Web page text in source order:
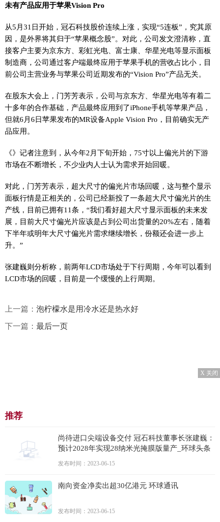
未有产品应用于苹果Vision Pro
从5月31日开始，冠石科技股价连续上涨，实现“5连板”，究其原
因，是外界将其归于“苹果概念股”。对此，公司发文澄清称，直
接客户主要为京东方、彩虹光电、富士康、华星光电等显示面板
制造商，公司通过客户端最终应用于苹果手机的营收占比小，目
前公司主营业务与苹果公司近期发布的“Vision Pro”产品无关。
在股东大会上，门芳芳表示，公司与京东方、华星光电等有着二
十多年的合作基础，产品最终应用到了iPhone手机等苹果产品，
但就6月6日苹果发布的MR设备Apple Vision Pro，目前确实无产
品应用。
《》记者注意到，从今年2月下旬开始，75寸以上偏光片的下游
市场在不断增长，不少业内人士认为需求开始回暖。
对此，门芳芳表示，超大尺寸的偏光片市场回暖，这与整个显示
面板行情是正相关的，公司已经新投了一条超大尺寸偏光片的生
产线，目前已拥有11条，“我们看好超大尺寸显示面板的未来发
展，目前大尺寸偏光片应该是占到公司出货量的20%左右，随着
下半年或明年大尺寸偏光片需求继续增长，份额还会进一步上
升。”
张建巍则分析称，前两年LCD市场处于下行周期，今年可以看到
LCD市场的回暖，目前是一个缓慢的上行周期。
上一篇： 泡柠檬水是用冷水还是热水好
下一篇： 最后一页
X 关闭
推荐
尚待进口尖端设备交付 冠石科技董事长张建巍：
预计2028年实现28纳米光掩膜版量产_环球头条
发布时间：2023-06-15
南向资金净卖出超30亿港元 环球通讯
发布时间：2023-06-15